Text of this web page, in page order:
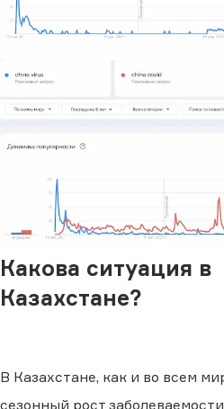
Какова ситуация в
Казахстане?
В Казахстане, как и во всем
сезонный рост